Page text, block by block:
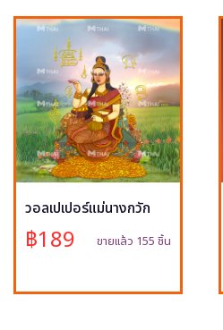
วอลเปเปอร์แม่นางกวัก
฿189 ขายแล้ว 155 ชิ้น